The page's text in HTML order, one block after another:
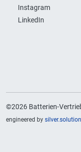
Instagram
LinkedIn
©2026 Batterien-
engineered by